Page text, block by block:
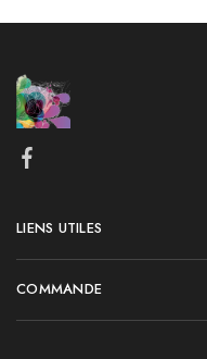
LIENS UTILES
COMMANDE